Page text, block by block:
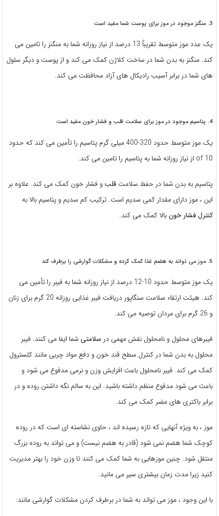
3. منگنز موجود در موز برای پوست شما مفید است
یک عدد موز متوسط ​​تقریباً 13 درصد از نیاز روزانه شما به منگنز را تامین می
کند. منگنز به بدن شما در ساخت کلاژن کمک می کند و از پوست و دیگر سلول
های شما در برابر آسیب رادیکال های آزاد محافظت می کند.
4. پتاسیم موجود در موز برای سلامت قلب و فشار خون مفید است
یک موز متوسط ​​حدود 320-400 میلی گرم پتاسیم را تأمین می کند که حدود
10 of از نیاز روزانه شما به پتاسیم را تامین می کند.
پتاسیم به بدن شما در حفظ سلامت قلبو فشار خون کمک می کند. علاوه بر
این ، موز دارای مقدار کمی سدیم است. ترکیب کم سدیم و پتاسیم بالا به
کنترل فشار خونبالا کمک می کند.
5. موز می تواند به هضم غذا کمک کرده و مشکلات گوارشی را برطرف کند
یک موز متوسط ​​حدود 10-12 درصد از نیاز روزانه شما به فیبر را تأمین می
کند. هیئت ارتقاء سلامت سنگاپور دریافت فیبر غذایی روزانه 20 گرم برای زنان
و 26 گرم برای مردان توصیه می کند.
فیبرهای محلول و نامحلول نقش مهمی در سلامتی شما ایفا می کنند. فیبر
محلول به بدن شما در کنترل سطح قند خون و دفع مواد چربی مانند کلسترول
کمک می کند. فیبر نامحلول باعث افزایش وزن و نرمی مدفوع می شود و
باعث می شود مدفوع منظم داشته باشید. این به سالم نگه داشتن روده و در
برابر باکتری های مضر کمک می کند.
موز ، به ویژه آنهایی که تازه رسیده اند ، حاوی نشاسته ای است که در روده
کوچک شما هضم نمی شود (قادر به هضم نیست) و می تواند به روده بزرگ
منتقل شود. چنین موزهایی به شما کمک می کنند تا وزن خود را بهتر مدیریت
کنید زیرا مدت زمان بیشتری سیر می مانید.
با این وجود ، موز می تواند به شما در برطرف کردن مشکلات گوارشی مانند: